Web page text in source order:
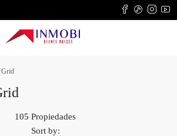
Grid
105 Propiedades
Sort by: